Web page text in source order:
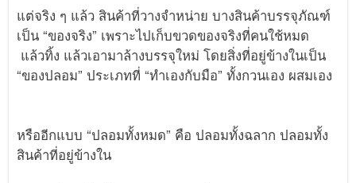
แต่จริง ๆ แล้ว สินค้าที่วางจำหน่าย บางสินค้าบรรจุภัณฑ์
เป็น “ของจริง” เพราะไปเก็บขวดของจริงที่คนใช้หมด
แล้วทิ้ง แล้วเอามาล้างบรรจุใหม่ โดยสิ่งที่อยู่ข้างในเป็น
“ของปลอม” ประเภทที่ “ทำเองกับมือ” ทั้งกวนเอง ผสมเอง
หรืออีกแบบ “ปลอมทั้งหมด” คือ ปลอมทั้งฉลาก ปลอมทั้ง
สินค้าที่อยู่ข้างใน